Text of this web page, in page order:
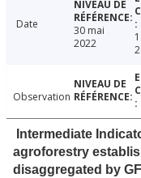
Date
30 mai
2022
Observation
Intermediate
agroforestry
disaggregated by GF